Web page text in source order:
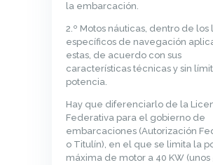
la embarcación.
2.º Motos náuticas, dentro de los
específicos de navegación
estas, de acuerdo con sus
características técnicas y sin
potencia.
Hay que diferenciarlo de la
Federativa para el gobierno de
embarcaciones (Autorización
o Titulín), en el que se limita la
máxima de motor a 40 KW (unos